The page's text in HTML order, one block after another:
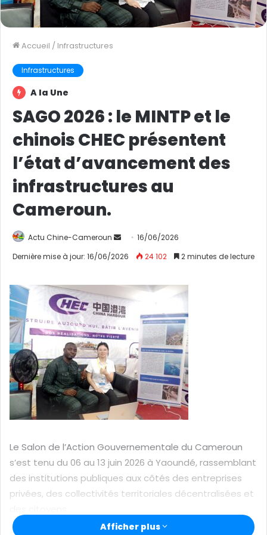
Accueil / Infrastructures
Infrastructures
A la Une
SAGO 2026 : le MINTP et le
chinois CHEC présentent
l’état d’avancement des
infrastructures au
Cameroun.
Actu Chine-Cameroun
n
e
u
c
o
u
e
l
16/06/2026
Dernière mise à jour: 16/06/2026
24 102 2 minutes de lecture
Le Salon de l’Action Gouvernementale du Cameroun
s’est tenu du 06 au 13 juin 2026 à Yaoundé, rassemblant
des institutions publiques aux côtés des entreprises
privées, des collectivités territoriales décentralisées et
Afficher plus